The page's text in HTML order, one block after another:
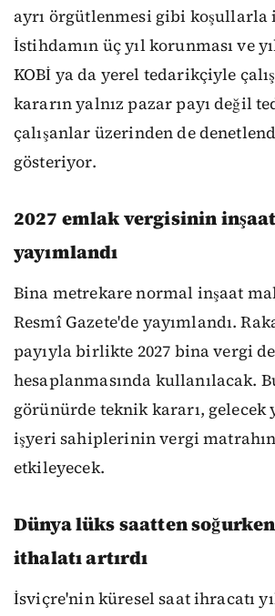
ayrı örgütlenmesi gibi koşullarla
İstihdamın üç yıl korunması ve
KOBİ ya da yerel tedarikçiyle
kararın yalnız pazar payı değil
çalışanlar üzerinden de
gösteriyor.
2027 emlak vergisinin
yayımlandı
Bina metrekare normal inşaat
Resmî Gazete'de yayımlandı.
payıyla birlikte 2027 bina vergi
hesaplanmasında kullanılacak.
görünürde teknik kararı, gelecek
işyeri sahiplerinin vergi
etkileyecek.
Dünya lüks saatten
ithalatı artırdı
İsviçre'nin küresel saat ihracatı